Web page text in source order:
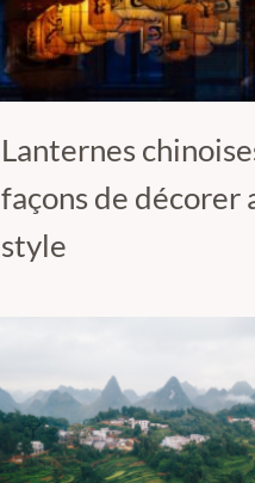
Lanternes
façons de décorer
style